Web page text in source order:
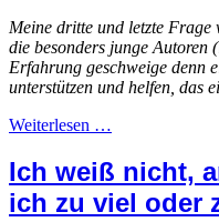
Meine dritte und letzte Frage
die besonders junge Autoren
Erfahrung geschweige denn
unterstützen und helfen, das
Weiterlesen …
Ich weiß nicht,
ich zu viel oder